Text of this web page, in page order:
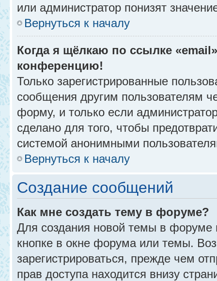
или администратор понизят
Вернуться к началу
Когда я щёлкаю по ссылке
конференцию!
Только зарегистрированные
сообщения другим пользователям
форму, и только если
сделано для того, чтобы
системой анонимными
Вернуться к началу
Создание сообщений
Как мне создать тему в форуме?
Для создания новой темы в форуме
кнопке в окне форума или темы.
зарегистрироваться, прежде чем
прав доступа находится внизу